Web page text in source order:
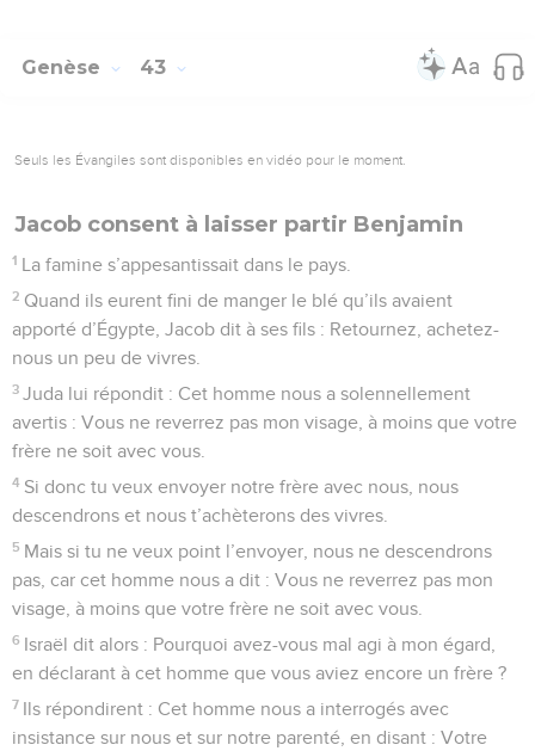
Genèse 43
Seuls les Évangiles sont disponibles en vidéo pour le moment.
Jacob consent à laisser partir Benjamin
1 La famine s’appesantissait dans le pays.
2 Quand ils eurent fini de manger le blé qu’ils avaient
apporté d’Égypte, Jacob dit à ses fils : Retournez, achetez-
nous un peu de vivres.
3 Juda lui répondit : Cet homme nous a solennellement
avertis : Vous ne reverrez pas mon visage, à moins que votre
frère ne soit avec vous.
4 Si donc tu veux envoyer notre frère avec nous, nous
descendrons et nous t’achèterons des vivres.
5 Mais si tu ne veux point l’envoyer, nous ne descendrons
pas, car cet homme nous a dit : Vous ne reverrez pas mon
visage, à moins que votre frère ne soit avec vous.
6 Israël dit alors : Pourquoi avez-vous mal agi à mon égard,
en déclarant à cet homme que vous aviez encore un frère ?
7 Ils répondirent : Cet homme nous a interrogés avec
insistance sur nous et sur notre parenté, en disant : Votre